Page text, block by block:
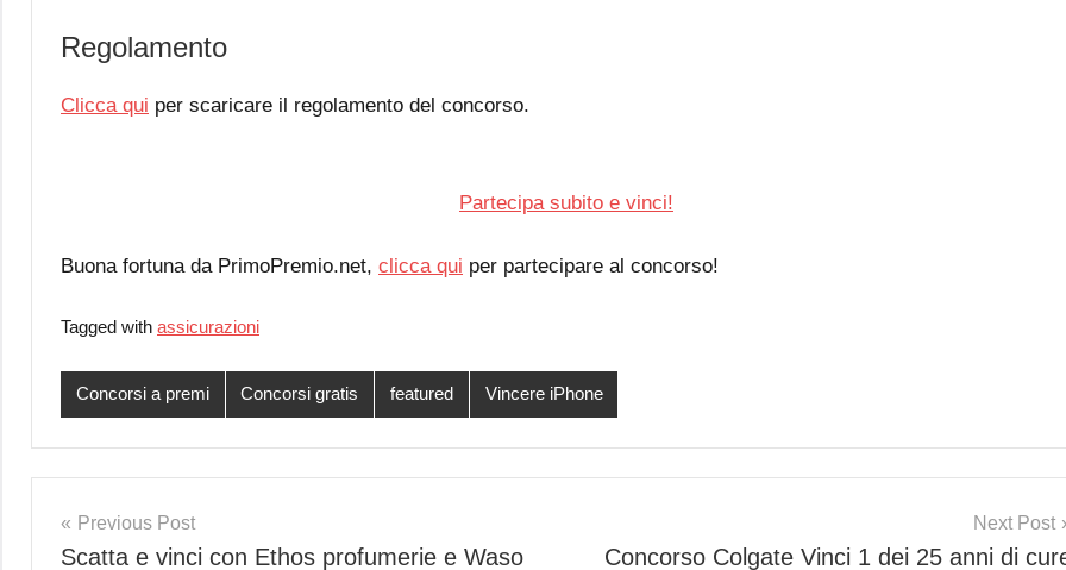
Regolamento
Clicca qui per scaricare il regolamento del concorso.
Partecipa subito e vinci!
Buona fortuna da PrimoPremio.net, clicca qui per partecipare al concorso!
Tagged with assicurazioni
Concorsi a premi Concorsi gratis featured Vincere iPhone
Post
Previous Post
Scatta e vinci con Ethos profumerie e Waso
Next Post
Concorso Colgate Vinci 1 dei 25 anni di